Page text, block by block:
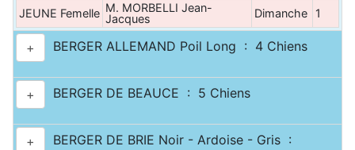
JEUNE Femelle M. MORBELLI Jean-
Jacques
Dimanche 1
+ BERGER ALLEMAND Poil Long : 4 Chiens
+ BERGER DE BEAUCE : 5 Chiens
+
BERGER DE BRIE Noir - Ardoise - Gris :